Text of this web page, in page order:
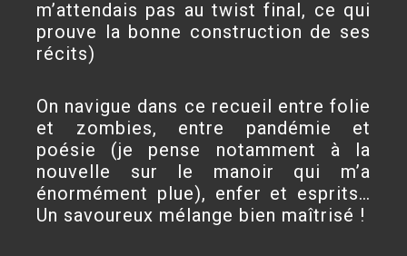
m’attendais pas au twist final, ce qui
prouve la bonne construction de ses
récits)
On navigue dans ce recueil entre folie
et zombies, entre pandémie et
poésie (je pense notamment à la
nouvelle sur le manoir qui m’a
énormément plue), enfer et esprits…
Un savoureux mélange bien maîtrisé !